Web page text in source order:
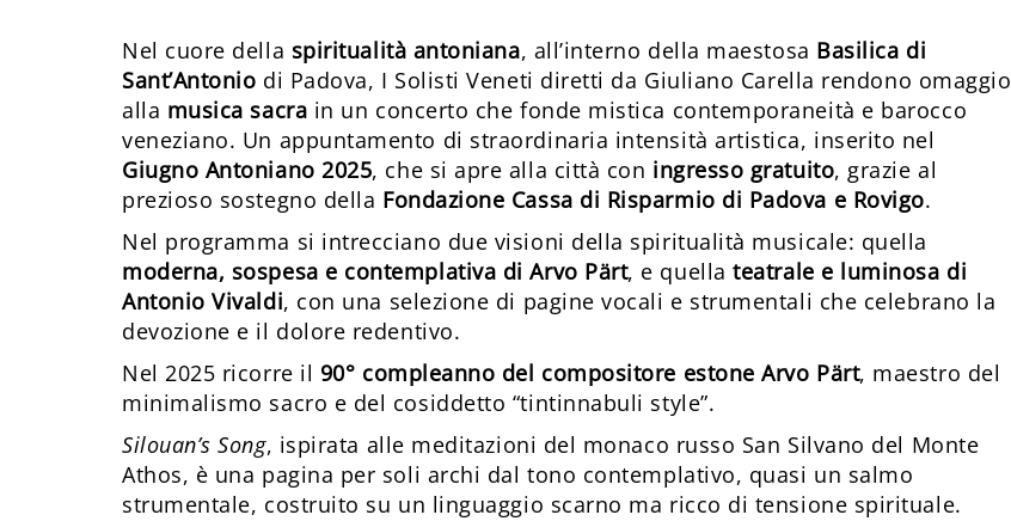
Nel cuore della spiritualità antoniana, all’interno della maestosa Basilica di
Sant’Antonio di Padova, I Solisti Veneti diretti da Giuliano Carella rendono omaggio
alla musica sacra in un concerto che fonde mistica contemporaneità e barocco
veneziano. Un appuntamento di straordinaria intensità artistica, inserito nel
Giugno Antoniano 2025, che si apre alla città con ingresso gratuito, grazie al
prezioso sostegno della Fondazione Cassa di Risparmio di Padova e Rovigo.
Nel programma si intrecciano due visioni della spiritualità musicale: quella
moderna, sospesa e contemplativa di Arvo Pärt, e quellateatrale e luminosa di
Antonio Vivaldi, con una selezione di pagine vocali e strumentali che celebrano la
devozione e il dolore redentivo.
Nel 2025 ricorre il 90° compleanno del compositore estone Arvo Pärt, maestro del
minimalismo sacro e del cosiddetto “tintinnabuli style”.
Silouan’s Song, ispirata alle meditazioni del monaco russo San Silvano del Monte
Athos, è una pagina per soli archi dal tono contemplativo, quasi un salmo
strumentale, costruito su un linguaggio scarno ma ricco di tensione spirituale.